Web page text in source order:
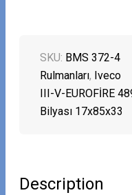
SKU: BMS 372-4
Rulmanları, Iveco
III-V-EUROFİRE
Bilyası 17x85x33
Description